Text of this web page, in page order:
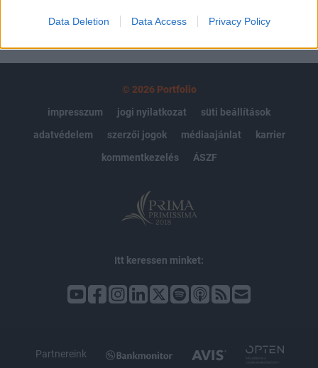
Data Deletion Data Access Privacy Policy
© 2026 Portfolio
impresszum
jogi nyilatkozat
süti beállítások
adatvédelem
szerzői jogok médiaajánlat
karrier
kommentkezelés
ÁSZF
Itt keressen minket:
Partnereink